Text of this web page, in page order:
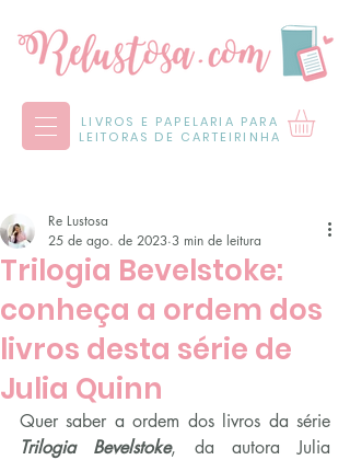
LIVROS E PAPELARIA PARA
LEITORAS DE CARTEIRINHA
Trilogia Bevelstoke:
conheça a ordem dos
livros desta série de
Julia Quinn
Re Lustosa
25 de ago. de 2023 3 min de leitura
Trilogia Bevelstoke, da autora Julia